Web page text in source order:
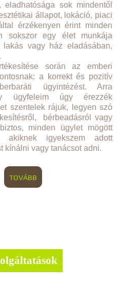
eladhatósága sok mindentől
állapot, lokáció, piaci
érzékenyen érint minden
sokszor egy élet munkája
vagy ház eladásában,
során az emberi
a korrekt és pozitív
ügyintézést. Arra
ügyfeleim úgy érezzék
szentelek rájuk, legyen szó
bérbeadásról vagy
minden ügylet mögött
akiknek igyekszem adott
kínálni vagy tanácsot adni.
TOVÁBB